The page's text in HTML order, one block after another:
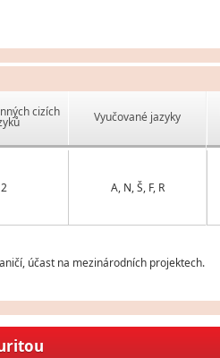
cizích Vyučované jazyky
2 A, N, Š, F, R
účast na mezinárodních projektech.